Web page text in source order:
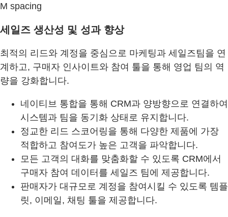
M spacing
세일즈 생산성 및 성과 향상
최적의 리드와 계정을 중심으로 마케팅과 세일즈팀을 연
계하고, 구매자 인사이트와 참여 툴을 통해 영업 팀의 역
량을 강화합니다.
네이티브 통합을 통해 CRM과 양방향으로 연결하여
시스템과 팀을 동기화 상태로 유지합니다.
정교한 리드 스코어링을 통해 다양한 제품에 가장
적합하고 참여도가 높은 고객을 파악합니다.
모든 고객의 대화를 맞춤화할 수 있도록 CRM에서
구매자 참여 데이터를 세일즈 팀에 제공합니다.
판매자가 대규모로 계정을 참여시킬 수 있도록 템플
릿, 이메일, 채팅 툴을 제공합니다.